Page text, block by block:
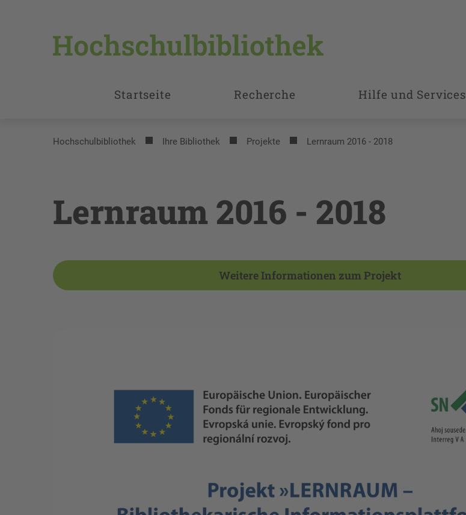
Startseite Recherche Hilfe und Services
Hochschulbibliothek Ihre Bibliothek Projekte Lernraum 2016 - 2018
Lernraum 2016 - 2018
Weitere Informationen zum Projekt